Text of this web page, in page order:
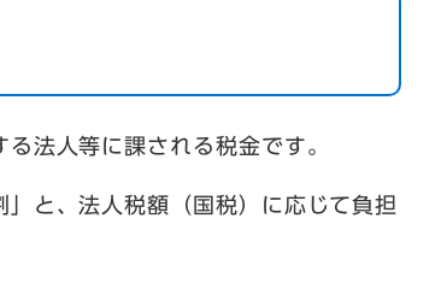
法人等に課される税金です。
と、法人税額（国税）に応じて負担